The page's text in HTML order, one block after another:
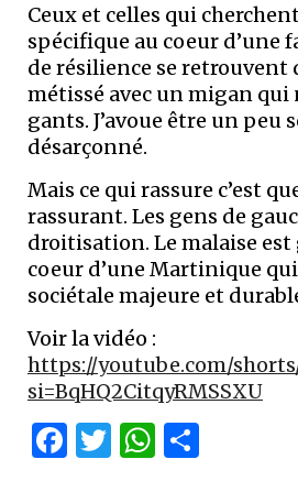
Ceux et celles qui
spécifique au coeur d’une
de résilience se
métissé avec un migan qui
gants. J’avoue être un peu
désarçonné.
Mais ce qui rassure c’est
rassurant. Les gens de
droitisation. Le malaise
coeur d’une Martinique
sociétale majeure et
Voir la vidéo :
https://youtube.com/
si=BqHQ2CitqyRMSSXU
Facebook
Twitter